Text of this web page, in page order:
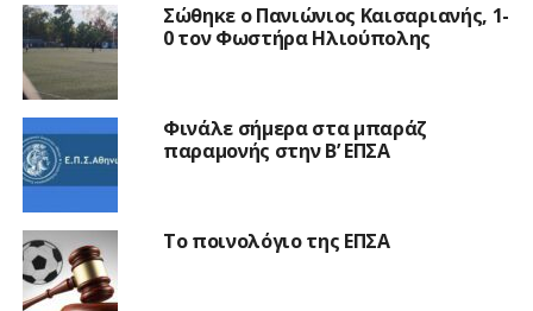
Σώθηκε ο Πανιώνιος Καισαριανής, 1-
0 τον Φωστήρα Ηλιούπολης
Φινάλε σήμερα στα μπαράζ
παραμονής στην Β’ ΕΠΣΑ
Το ποινολόγιο της ΕΠΣΑ